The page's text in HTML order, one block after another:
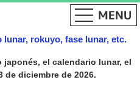
rokuyo, fase lunar, etc.
el calendario lunar, el
de diciembre de 2026.